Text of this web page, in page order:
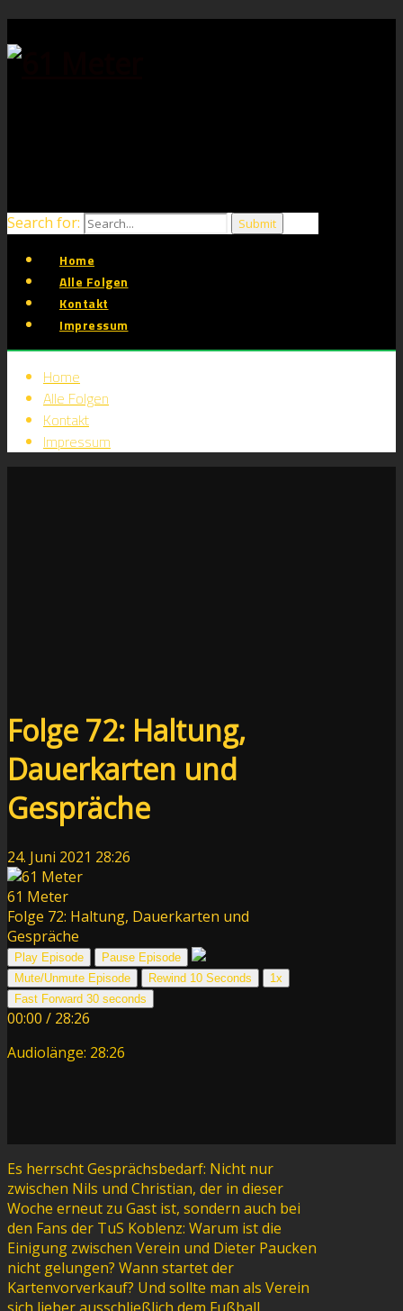
Search for:
Home
Alle Folgen
Kontakt
Impressum
Home
Alle Folgen
Kontakt
Impressum
Folge 72: Haltung,
Dauerkarten und
Gespräche
24. Juni 2021 28:26
61 Meter
Folge 72: Haltung, Dauerkarten und
Gespräche
Play Episode
Pause Episode
Mute/Unmute Episode
Rewind 10 Seconds
1x
Fast Forward 30 seconds
00:00 / 28:26
Audiolänge: 28:26
Es herrscht Gesprächsbedarf: Nicht nur
zwischen Nils und Christian, der in dieser
Woche erneut zu Gast ist, sondern auch bei
den Fans der TuS Koblenz: Warum ist die
Einigung zwischen Verein und Dieter Paucken
nicht gelungen? Wann startet der
Kartenvorverkauf? Und sollte man als Verein